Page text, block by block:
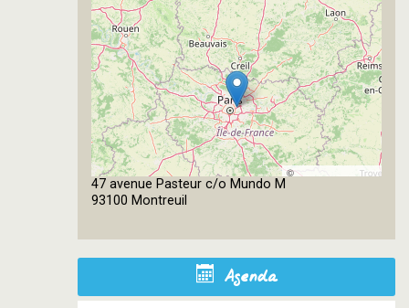
©
47 avenue Pasteur c/o Mundo M
93100 Montreuil
Agenda